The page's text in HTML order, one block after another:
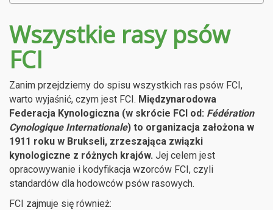
Wszystkie rasy psów
FCI
Zanim przejdziemy do spisu wszystkich ras psów FCI,
warto wyjaśnić, czym jest FCI. Międzynarodowa
Federacja Kynologiczna (w skrócie FCI od: Fédération
Cynologique Internationale) to organizacja założona w
1911 roku w Brukseli, zrzeszająca związki
kynologiczne z różnych krajów. Jej celem jest
opracowywanie i kodyfikacja wzorców FCI, czyli
standardów dla hodowców psów rasowych.
FCI zajmuje się również: